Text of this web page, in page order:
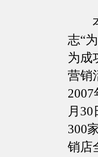
本
志“
为成
营销
2007
月
300
销店